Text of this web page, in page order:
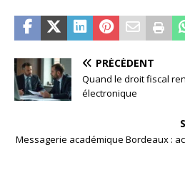
PRÉCÉDENT
Quand le droit fiscal
électronique
Messagerie académique Bordeaux :